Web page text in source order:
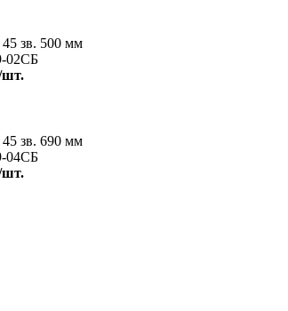
45 зв. 500 мм
02СБ
шт.
45 зв. 690 мм
04СБ
шт.